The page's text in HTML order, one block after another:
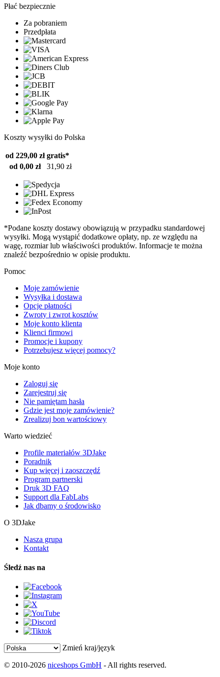
Płać bezpiecznie
Za pobraniem
Przedpłata
Koszty wysyłki do Polska
od 229,00 zł gratis*
od 0,00 zł
31,90 zł
*Podane koszty dostawy obowiązują w przypadku standardowej
wysyłki. Mogą wystąpić dodatkowe opłaty, np. ze względu na
wagę, rozmiar lub właściwości produktów. Informacje te można
znaleźć bezpośrednio w opisie produktu.
Pomoc
Moje zamówienie
Wysyłka i dostawa
Opcje płatności
Zwroty i zwrot kosztów
Moje konto klienta
Klienci firmowi
Promocje i kupony
Potrzebujesz więcej pomocy?
Moje konto
Zaloguj się
Zarejestruj się
Nie pamiętam hasła
Gdzie jest moje zamówienie?
Zrealizuj bon wartościowy
Warto wiedzieć
Profile materiałów 3DJake
Poradnik
Kup więcej i zaoszczędź
Program partnerski
Druk 3D FAQ
Support dla FabLabs
Jak dbamy o środowisko
O 3DJake
Nasza grupa
Kontakt
Śledź nas na
Zmień kraj/język
© 2010-2026 niceshops GmbH - All rights reserved.